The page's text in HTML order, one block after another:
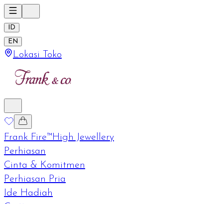
ID
EN
Lokasi Toko
Frank Fire™High Jewellery
Perhiasan
Cinta & Komitmen
Perhiasan Pria
Ide Hadiah